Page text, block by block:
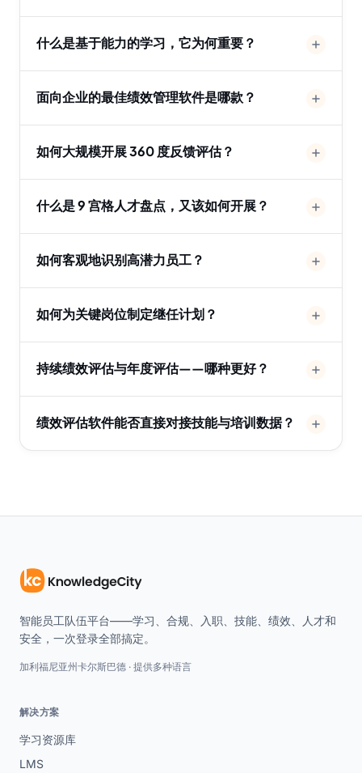
什么是基于能力的学习，它为何重要？
面向企业的最佳绩效管理软件是哪款？
如何大规模开展 360 度反馈评估？
什么是 9 宫格人才盘点，又该如何开展？
如何客观地识别高潜力员工？
如何为关键岗位制定继任计划？
持续绩效评估与年度评估——哪种更好？
绩效评估软件能否直接对接技能与培训数据？
智能员工队伍平台——学习、合规、入职、技能、绩效、人才和
安全，一次登录全部搞定。
加利福尼亚州卡尔斯巴德 · 提供多种语言
解决方案
学习资源库
LMS